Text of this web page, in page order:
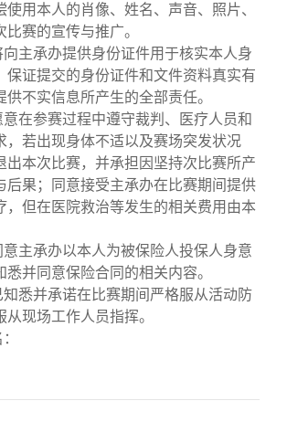
使用本人的肖像、姓名、声音、照片、
赛的宣传与推广。
主承办提供身份证件用于核实本人身
保证提交的身份证件和文件资料真实有
不实信息所产生的全部责任。
在参赛过程中遵守裁判、医疗人员和
，若出现身体不适以及赛场突发状况
出本次比赛，并承担因坚持次比赛所产
后果；同意接受主承办在比赛期间提供
，但在医院救治等发生的相关费用由本
主承办以本人为被保险人投保人身意
并同意保险合同的相关内容。
悉并承诺在比赛期间严格服从活动防
现场工作人员指挥。